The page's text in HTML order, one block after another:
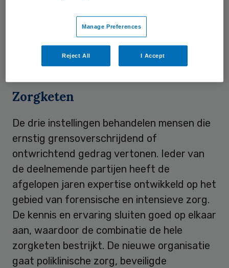
De moederorganisaties Altrecht (van
Aventurijn), Parnassia Groep (Palier) en
Stichting de Kijvelanden zijn de
aandeelhouders van de nieuwe combinatie.
Zorgketen
De drie instellingen behandelen mensen die
ernstig grensoverschrijdend of
ontwrichtend gedrag vertonen. Ieder van
de deelnemende partijen heeft de
afgelopen jaren expertise ontwikkeld op het
gebied van forensische en intensieve zorg.
De kennis en ervaring sluiten goed op elkaar
aan, waardoor de combinatie de hele
zorgketen bestrijkt. De nieuwe organisatie
gaat poliklinische zorg, beveiligde
Manage Preferences
Reject All I Accept